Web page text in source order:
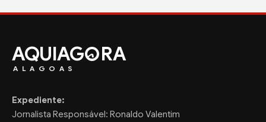
AQUIAG RA
ALAGOAS
Expediente:
Jornalista Responsável: Ronaldo Valentim